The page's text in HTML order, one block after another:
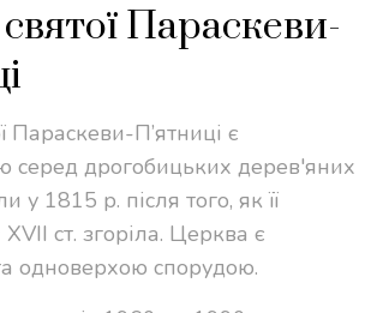
Параскеви-
Параскеви-П’ятниці є
дрогобицьких дерев'яних
у 1815 р. після того, як її
ст. згоріла. Церква є
одноверхою спорудою.